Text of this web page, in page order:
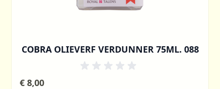
COBRA OLIEVERF VERDUNNER 75ML. 088
€ 8,00